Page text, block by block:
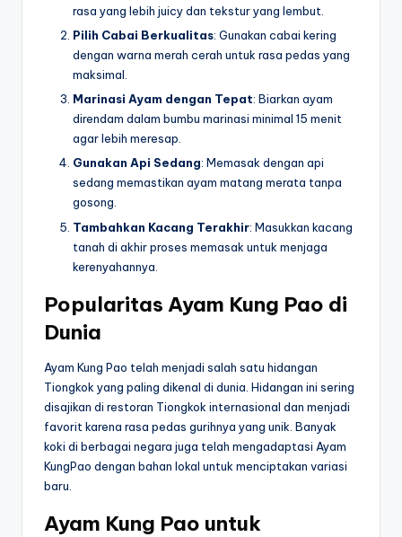
rasa yang lebih juicy dan tekstur yang lembut.
Pilih Cabai Berkualitas: Gunakan cabai kering
dengan warna merah cerah untuk rasa pedas yang
maksimal.
Marinasi Ayam dengan Tepat: Biarkan ayam
direndam dalam bumbu marinasi minimal 15 menit
agar lebih meresap.
Gunakan Api Sedang: Memasak dengan api
sedang memastikan ayam matang merata tanpa
gosong.
Tambahkan Kacang Terakhir: Masukkan kacang
tanah di akhir proses memasak untuk menjaga
kerenyahannya.
Popularitas Ayam Kung Pao di
Dunia
Ayam Kung Pao telah menjadi salah satu hidangan
Tiongkok yang paling dikenal di dunia. Hidangan ini sering
disajikan di restoran Tiongkok internasional dan menjadi
favorit karena rasa pedas gurihnya yang unik. Banyak
koki di berbagai negara juga telah mengadaptasi Ayam
KungPao dengan bahan lokal untuk menciptakan variasi
baru.
Ayam Kung Pao untuk